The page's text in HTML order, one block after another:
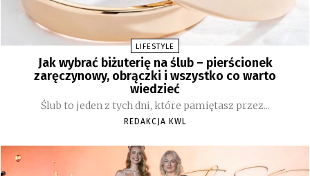
LIFESTYLE
Jak wybrać biżuterię na ślub – pierścionek
zaręczynowy, obrączki i wszystko co warto
wiedzieć
Ślub to jeden z tych dni, które pamiętasz przez...
REDAKCJA KWL